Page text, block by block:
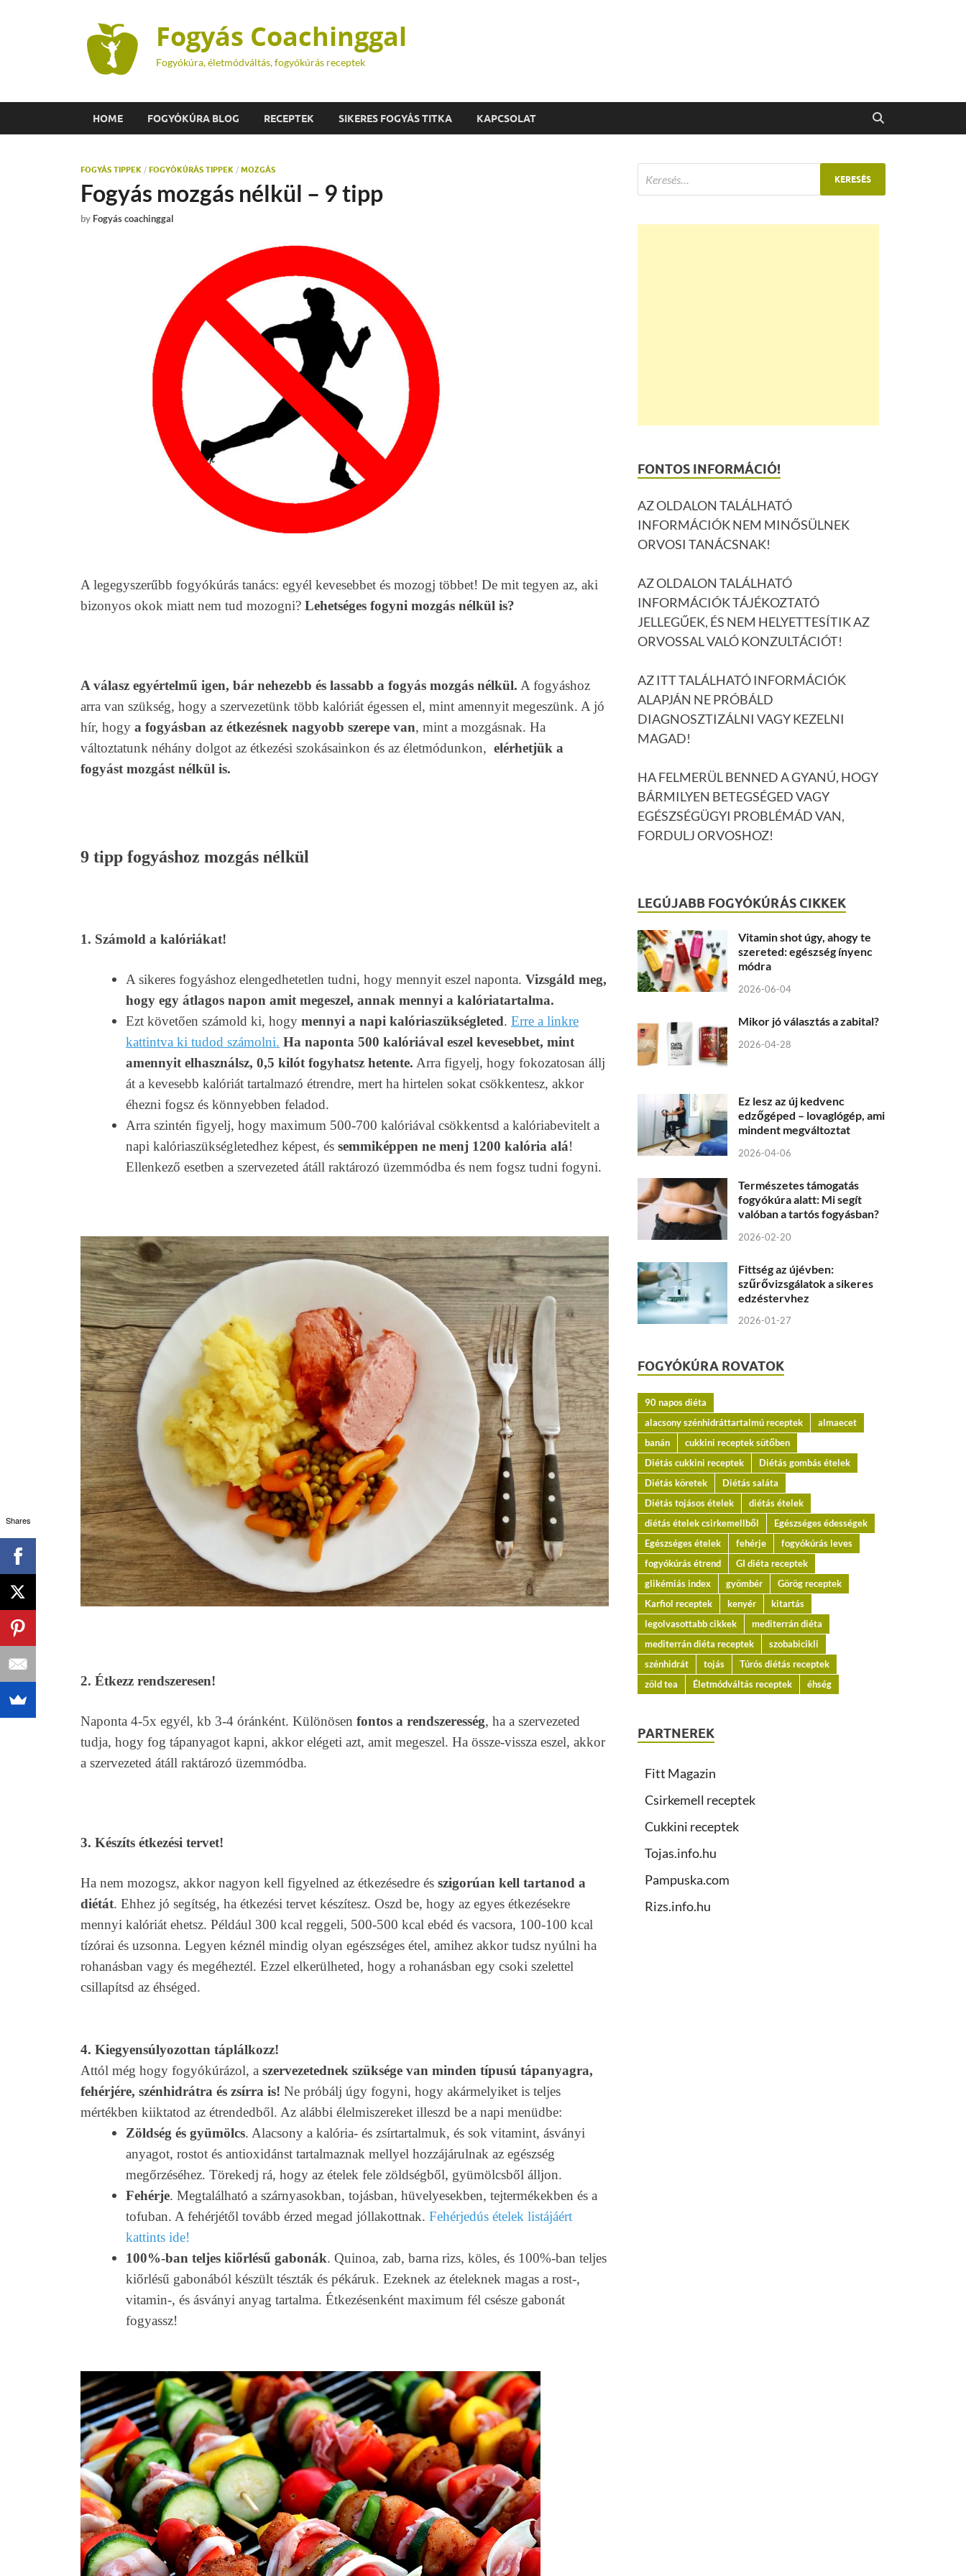
Fogyás Coachinggal
Fogyókúra, életmódváltás, fogyókúrás receptek
HOME FOGYÓKÚRA BLOG RECEPTEK SIKERES FOGYÁS TITKA KAPCSOLAT
FOGYÁS TIPPEK / FOGYÓKÚRÁS TIPPEK / MOZGÁS
Fogyás mozgás nélkül – 9 tipp
by Fogyás coachinggal
A legegyszerűbb fogyókúrás tanács: egyél kevesebbet és mozogj többet! De mit tegyen az, aki
bizonyos okok miatt nem tud mozogni? Lehetséges fogyni mozgás nélkül is?
A válasz egyértelmű igen, bár nehezebb és lassabb a fogyás mozgás nélkül. A fogyáshoz
arra van szükség, hogy a szervezetünk több kalóriát égessen el, mint amennyit megeszünk. A jó
hír, hogy a fogyásban az étkezésnek nagyobb szerepe van, mint a mozgásnak. Ha
változtatunk néhány dolgot az étkezési szokásainkon és az életmódunkon, elérhetjük a
fogyást mozgást nélkül is.
9 tipp fogyáshoz mozgás nélkül
1. Számold a kalóriákat!
A sikeres fogyáshoz elengedhetetlen tudni, hogy mennyit eszel naponta. Vizsgáld meg,
hogy egy átlagos napon amit megeszel, annak mennyi a kalóriatartalma.
Ezt követően számold ki, hogy mennyi a napi kalóriaszükségleted. Erre a linkre
kattintva ki tudod számolni. Ha naponta 500 kalóriával eszel kevesebbet, mint
amennyit elhasználsz, 0,5 kilót fogyhatsz hetente. Arra figyelj, hogy fokozatosan állj
át a kevesebb kalóriát tartalmazó étrendre, mert ha hirtelen sokat csökkentesz, akkor
éhezni fogsz és könnyebben feladod.
Arra szintén figyelj, hogy maximum 500-700 kalóriával csökkentsd a kalóriabevitelt a
napi kalóriaszükségletedhez képest, és semmiképpen ne menj 1200 kalória alá!
Ellenkező esetben a szervezeted átáll raktározó üzemmódba és nem fogsz tudni fogyni.
2. Étkezz rendszeresen!
Naponta 4-5x egyél, kb 3-4 óránként. Különösen fontos a rendszeresség, ha a szervezeted
tudja, hogy fog tápanyagot kapni, akkor elégeti azt, amit megeszel. Ha össze-vissza eszel, akkor
a szervezeted átáll raktározó üzemmódba.
3. Készíts étkezési tervet!
Ha nem mozogsz, akkor nagyon kell figyelned az étkezésedre és szigorúan kell tartanod a
diétát. Ehhez jó segítség, ha étkezési tervet készítesz. Oszd be, hogy az egyes étkezésekre
mennyi kalóriát ehetsz. Például 300 kcal reggeli, 500-500 kcal ebéd és vacsora, 100-100 kcal
tízórai és uzsonna. Legyen kéznél mindig olyan egészséges étel, amihez akkor tudsz nyúlni ha
rohanásban vagy és megéheztél. Ezzel elkerülheted, hogy a rohanásban egy csoki szelettel
csillapítsd az éhséged.
4. Kiegyensúlyozottan táplálkozz!
Attól még hogy fogyókúrázol, a szervezetednek szüksége van minden típusú tápanyagra,
fehérjére, szénhidrátra és zsírra is! Ne próbálj úgy fogyni, hogy akármelyiket is teljes
mértékben kiiktatod az étrendedből. Az alábbi élelmiszereket illeszd be a napi menüdbe:
Zöldség és gyümölcs. Alacsony a kalória- és zsírtartalmuk, és sok vitamint, ásványi
anyagot, rostot és antioxidánst tartalmaznak mellyel hozzájárulnak az egészség
megőrzéséhez. Törekedj rá, hogy az ételek fele zöldségből, gyümölcsből álljon.
Fehérje. Megtalálható a szárnyasokban, tojásban, hüvelyesekben, tejtermékekben és a
tofuban. A fehérjétől tovább érzed megad jóllakottnak. Fehérjedús ételek listájáért
kattints ide!
100%-ban teljes kiőrlésű gabonák. Quinoa, zab, barna rizs, köles, és 100%-ban teljes
kiőrlésű gabonából készült tészták és pékáruk. Ezeknek az ételeknek magas a rost-,
vitamin-, és ásványi anyag tartalma. Étkezésenként maximum fél csésze gabonát
fogyassz!
FONTOS INFORMÁCIÓ!
AZ OLDALON TALÁLHATÓ
INFORMÁCIÓK NEM MINŐSÜLNEK
ORVOSI TANÁCSNAK!
AZ OLDALON TALÁLHATÓ
INFORMÁCIÓK TÁJÉKOZTATÓ
JELLEGŰEK, ÉS NEM HELYETTESÍTIK AZ
ORVOSSAL VALÓ KONZULTÁCIÓT!
AZ ITT TALÁLHATÓ INFORMÁCIÓK
ALAPJÁN NE PRÓBÁLD
DIAGNOSZTIZÁLNI VAGY KEZELNI
MAGAD!
HA FELMERÜL BENNED A GYANÚ, HOGY
BÁRMILYEN BETEGSÉGED VAGY
EGÉSZSÉGÜGYI PROBLÉMÁD VAN,
FORDULJ ORVOSHOZ!
LEGÚJABB FOGYÓKÚRÁS CIKKEK
Vitamin shot úgy, ahogy te
szereted: egészség ínyenc
módra
2026-06-04
Mikor jó választás a zabital?
2026-04-28
Ez lesz az új kedvenc
edzőgéped – lovaglógép, ami
mindent megváltoztat
2026-04-06
Természetes támogatás
fogyókúra alatt: Mi segít
valóban a tartós fogyásban?
2026-02-20
Fittség az újévben:
szűrővizsgálatok a sikeres
edzéstervhez
2026-01-27
FOGYÓKÚRA ROVATOK
90 napos diéta
alacsony szénhidráttartalmú receptek
almaecet
banán
cukkini receptek sütőben
Diétás cukkini receptek
Diétás gombás ételek
Diétás köretek
Diétás saláta
Diétás tojásos ételek
diétás ételek
diétás ételek csirkemellből
Egészséges édességek
Egészséges ételek
fehérje
fogyókúrás leves
fogyókúrás étrend
GI diéta receptek
glikémiás index
gyömbér
Görög receptek
Karfiol receptek
kenyér
kitartás
legolvasottabb cikkek
mediterrán diéta
mediterrán diéta receptek
szobabicikli
szénhidrát
tojás
Túrós diétás receptek
zöld tea
Életmódváltás receptek éhség
PARTNEREK
Fitt Magazin
Csirkemell receptek
Cukkini receptek
Tojas.info.hu
Pampuska.com
Rizs.info.hu
Shares